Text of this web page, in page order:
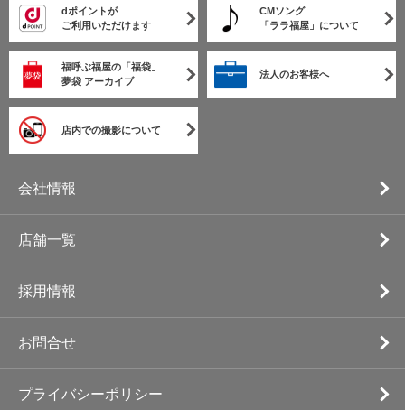
dポイントが
ご利用いただけます
CMソング
「ララ福屋」について
福呼ぶ福屋の「福袋」
夢袋 アーカイブ
法人のお客様へ
店内での撮影について
会社情報
店舗一覧
採用情報
お問合せ
プライバシーポリシー